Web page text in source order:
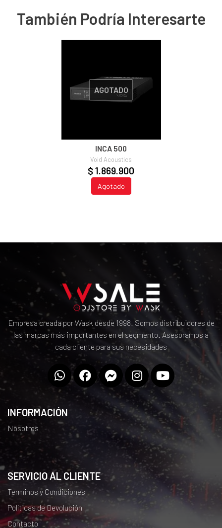
También Podría Interesarte
AGOTADO
INCA 500
Void Acoustics
$ 1.869.900
Agotado
Empresa creada por Wask desde 1998. Somos distribuidores de
las marcas más importantes en el segmento. Asesoramos a
cada cliente para sus necesidades
INFORMACIÓN
Nosotros
SERVICIO AL CLIENTE
Terminos y Condiciones
Políticas de Devolución
Contacto